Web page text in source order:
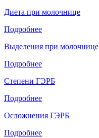
Диета при молочнице
Подробнее
Выделения при молочнице
Подробнее
Степени ГЭРБ
Подробнее
Осложнения ГЭРБ
Подробнее